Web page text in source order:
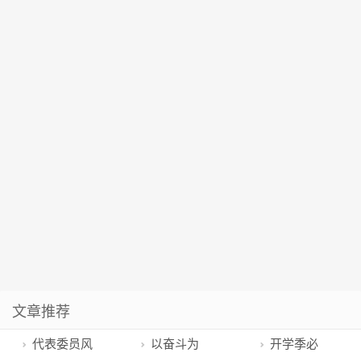
文章推荐
代表委员风 以奋斗为 开学季必